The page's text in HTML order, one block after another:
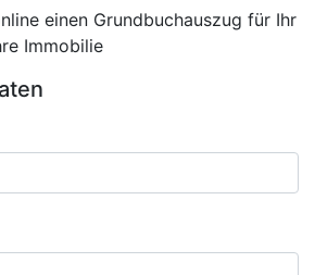
einen Grundbuchauszug für Ihr
Immobilie